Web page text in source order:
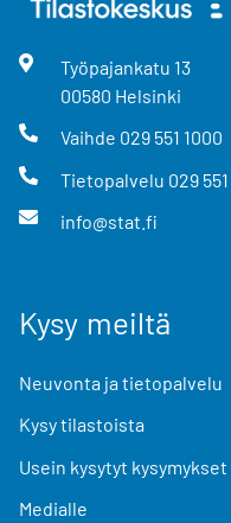
Työpajankatu 13
00580 Helsinki
Vaihde 029 551 1000
Tietopalvelu 029
info@stat.fi
Kysy meiltä
Neuvonta ja tietopalvelu
Kysy tilastoista
Usein kysytyt kysymykset
Medialle